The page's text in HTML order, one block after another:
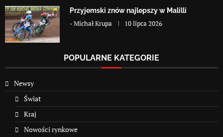
Przyjemski znów najlepszy w Malilli
-Michał Krupa 10 lipca 2026
POPULARNE KATEGORIE
Newsy
Świat
Kraj
Nowości rynkowe